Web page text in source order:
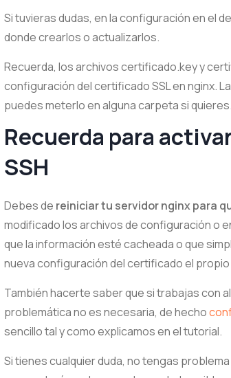
Si tuvieras dudas, en la configuración en el
donde crearlos o actualizarlos.
Recuerda, los archivos certificado.key y
configuración del certificado SSL en nginx.
puedes meterlo en alguna carpeta si quieres.
Recuerda para
SSH
Debes de reiniciar tu servidor nginx para
modificado los archivos de configuración o
que la información esté cacheada o que
nueva configuración del certificado el
También hacerte saber que si trabajas con
problemática no es necesaria, de hecho
sencillo tal y como explicamos en el tutorial.
Si tienes cualquier duda, no tengas